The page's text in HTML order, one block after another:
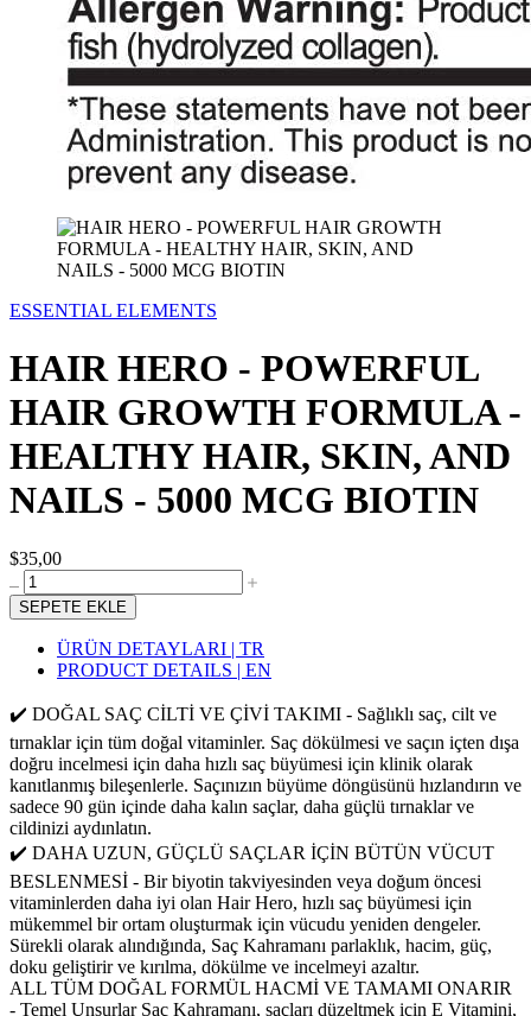
ESSENTIAL ELEMENTS
HAIR HERO - POWERFUL
HAIR GROWTH FORMULA -
HEALTHY HAIR, SKIN, AND
NAILS - 5000 MCG BIOTIN
$35,00
SEPETE EKLE
ÜRÜN DETAYLARI | TR
PRODUCT DETAILS | EN
✔️ DOĞAL SAÇ CİLTİ VE ÇİVİ TAKIMI - Sağlıklı saç, cilt ve
tırnaklar için tüm doğal vitaminler. Saç dökülmesi ve saçın içten dışa
doğru incelmesi için daha hızlı saç büyümesi için klinik olarak
kanıtlanmış bileşenlerle. Saçınızın büyüme döngüsünü hızlandırın ve
sadece 90 gün içinde daha kalın saçlar, daha güçlü tırnaklar ve
cildinizi aydınlatın.
✔️ DAHA UZUN, GÜÇLÜ SAÇLAR İÇİN BÜTÜN VÜCUT
BESLENMESİ - Bir biyotin takviyesinden veya doğum öncesi
vitaminlerden daha iyi olan Hair Hero, hızlı saç büyümesi için
mükemmel bir ortam oluşturmak için vücudu yeniden dengeler.
Sürekli olarak alındığında, Saç Kahramanı parlaklık, hacim, güç,
doku geliştirir ve kırılma, dökülme ve incelmeyi azaltır.
ALL️ TÜM DOĞAL FORMÜL HACMİ VE TAMAMI ONARIR
- Temel Unsurlar Saç Kahramanı, saçları düzeltmek için E Vitamini,